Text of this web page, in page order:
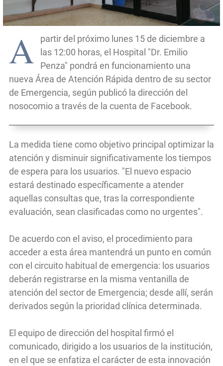
A
partir del próximo lunes 15 de diciembre a
las 12:00 horas, el Hospital "Dr. Emilio
Penza" pondrá en funcionamiento una
nueva Área de Atención Rápida dentro de su sector
de Emergencia, según publicó la dirección del
nosocomio a través de la cuenta de Facebook.
La medida tiene como objetivo principal optimizar la
atención y disminuir significativamente los tiempos
de espera para los usuarios. "El nuevo espacio
estará destinado específicamente a atender
aquellas consultas que, tras la correspondiente
evaluación, sean clasificadas como no urgentes".
De acuerdo con el aviso, el procedimiento para
acceder a esta área mantendrá un punto en común
con el circuito habitual de emergencia: los usuarios
deberán registrarse en la misma ventanilla de
atención del sector de Emergencia; desde allí, serán
derivados según la prioridad clínica determinada.
El equipo de dirección del hospital firmó el
comunicado, dirigido a los usuarios de la institución,
en el que se enfatiza el carácter de esta innovación